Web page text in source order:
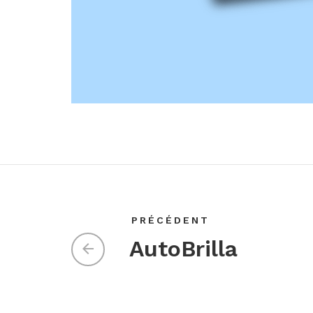
PRÉCÉDENT
AutoBrilla